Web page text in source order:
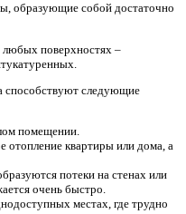
образующие собой достаточно
любых поверхностях –
способствуют следующие
помещении.
отопление квартиры или дома, а
потеки на стенах или
очень быстро.
местах, где трудно